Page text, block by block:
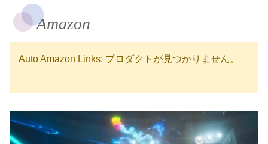
Amazon
Auto Amazon Links: プロダクトが見つかりません。